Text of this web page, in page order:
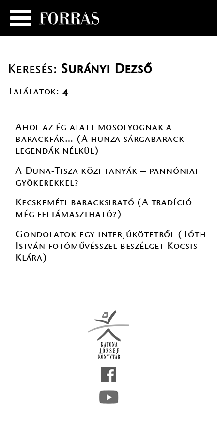
Keresés:Surányi Dezső
Találatok: 4
Ahol az ég alatt mosolyognak a
barackfák… (A hunza sárgabarack –
legendák nélkül)
A Duna-Tisza közi tanyák – pannóniai
gyökerekkel?
Kecskeméti baracksirató (A tradíció
még feltámasztható?)
Gondolatok egy interjúkötetről (Tóth
István fotóművésszel beszélget Kocsis
Klára)